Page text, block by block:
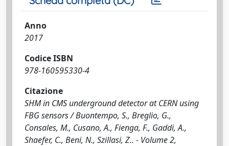
Anno
2017
Codice ISBN
978-160595330-4
Citazione
SHM in CMS underground detector at CERN using
FBG sensors / Buontempo, S., Breglio, G.,
Consales, M., Cusano, A., Fienga, F., Gaddi, A.,
Shaefer, C., Beni, N., Szillasi, Z.. - Volume 2,